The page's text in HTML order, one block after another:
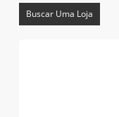
Buscar Uma Loja